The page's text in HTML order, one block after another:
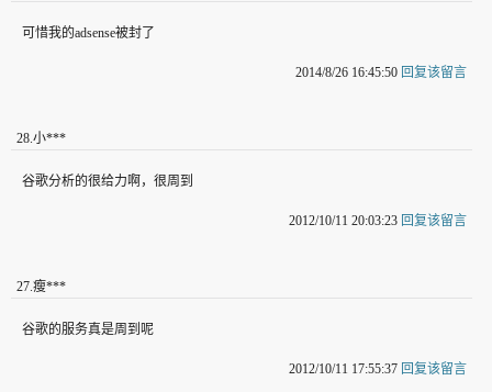
可惜我的adsense被封了
2014/8/26 16:45:50 回复该留言
28.小***
谷歌分析的很给力啊，很周到
2012/10/11 20:03:23 回复该留言
27.瘦***
谷歌的服务真是周到呢
2012/10/11 17:55:37 回复该留言